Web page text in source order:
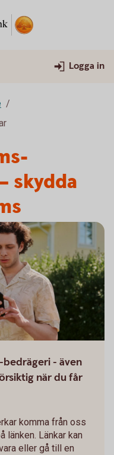
Logga in
skydda
- även
när du får
komma från oss
länken. Länkar kan
eller gå till en